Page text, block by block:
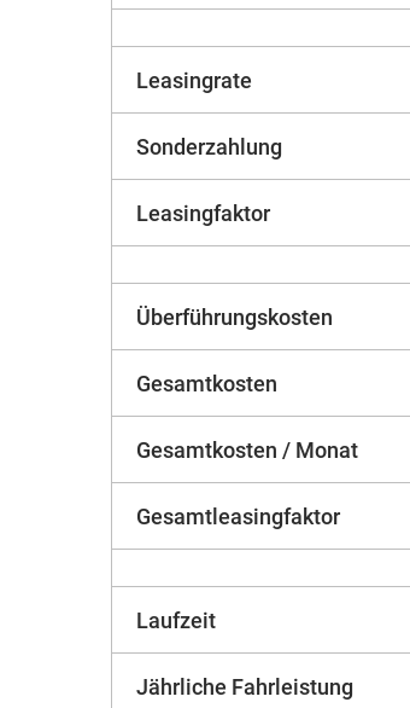
Leasingrate
Sonderzahlung
Leasingfaktor
Überführungskosten
Gesamtkosten
Gesamtkosten / Monat
Gesamtleasingfaktor
Laufzeit
Jährliche Fahrleistung